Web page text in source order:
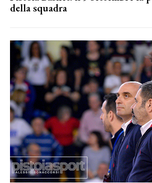
della squadra